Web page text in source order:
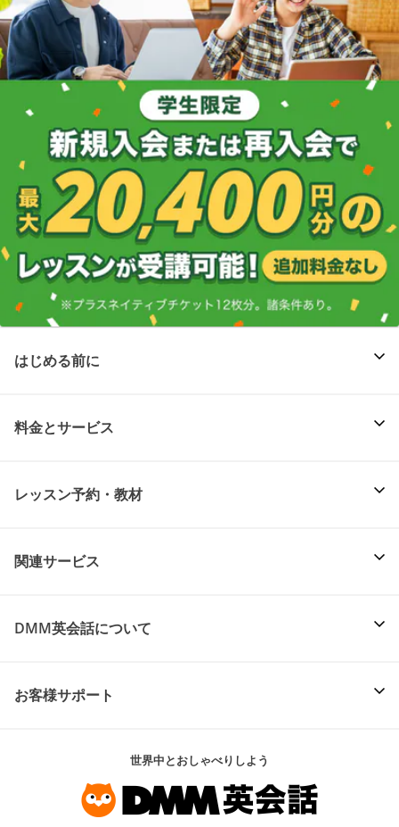
はじめる前に
料金とサービス
レッスン予約・教材
関連サービス
DMM英会話について
お客様サポート
世界中とおしゃべりしよう